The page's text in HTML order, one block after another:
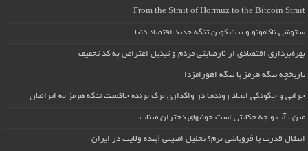
From the Strait of Hormuz to the Bitcoin Strait
ساتوشی ناکاموتو و بیت کوین تنگه جدید اقتصاد دنیا
بهره‌برداری اقتصادی از نارضایتی مردم و تبدیل اعتراض به کد تخفیف
تاریخچه تنگه هرمز یا تنگه اهورامزدا
چرایی و چگونگی ایجاد روندها در واگذاری برگ برنده حاکمیت تنگه هرمز به ایرانیان
مین ، آب و چه حکایتی است خونبهای دختران میناب
انتقال قدرت یا فروپاشی نرم؟ تحلیل امنیتی آینده ولایت در ایران